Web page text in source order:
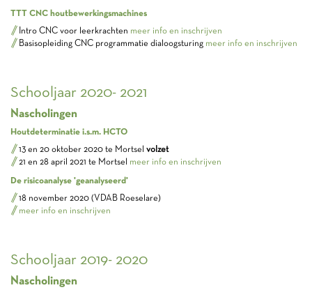
TTT CNC houtbewerkingsmachines
Intro CNC voor leerkrachten meer info en inschrijven
Basisopleiding CNC programmatie dialoogsturing meer info en inschrijven
Schooljaar 2020- 2021
Nascholingen
Houtdeterminatie i.s.m. HCTO
13 en 20 oktober 2020 te Mortsel volzet
21 en 28 april 2021 te Mortsel meer info en inschrijven
De risicoanalyse 'geanalyseerd'
18 november 2020 (VDAB Roeselare)
meer info en inschrijven
Schooljaar 2019- 2020
Nascholingen